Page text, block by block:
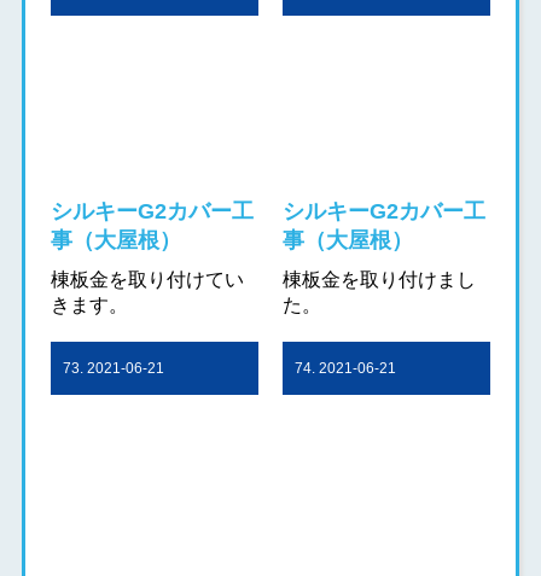
シルキーG2カバー工
事（大屋根）
棟板金を取り付けてい
きます。
シルキーG2カバー工
事（大屋根）
棟板金を取り付けまし
た。
73. 2021-06-21 74. 2021-06-21